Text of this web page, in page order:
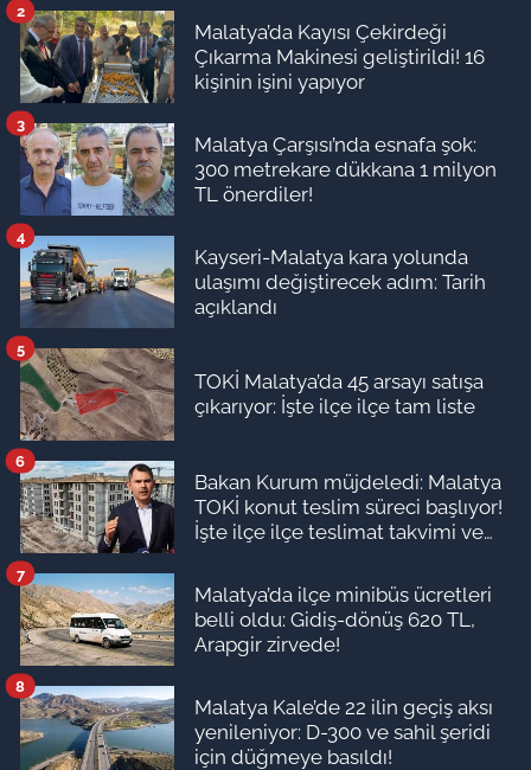
Malatya’da Kayısı Çekirdeği
Çıkarma Makinesi geliştirildi! 16
kişinin işini yapıyor
2
Malatya Çarşısı’nda esnafa şok:
300 metrekare dükkana 1 milyon
TL önerdiler!
3
Kayseri-Malatya kara yolunda
ulaşımı değiştirecek adım: Tarih
açıklandı
4
TOKİ Malatya’da 45 arsayı satışa
çıkarıyor: İşte ilçe ilçe tam liste
5
Bakan Kurum müjdeledi: Malatya
TOKİ konut teslim süreci başlıyor!
İşte ilçe ilçe teslimat takvimi ve
6
Malatya’da ilçe minibüs ücretleri
belli oldu: Gidiş-dönüş 620 TL,
Arapgir zirvede!
7
Malatya Kale’de 22 ilin geçiş aksı
yenileniyor: D-300 ve sahil şeridi
için düğmeye basıldı!
8